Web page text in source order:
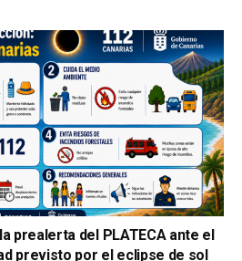
prealerta del PLATECA ante el
previsto por el eclipse de sol